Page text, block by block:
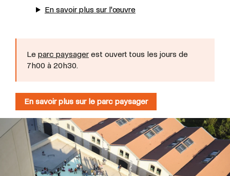
En savoir plus sur l'œuvre
Le parc paysager est ouvert tous les jours de
7h00 à 20h30.
En savoir plus sur le parc paysager